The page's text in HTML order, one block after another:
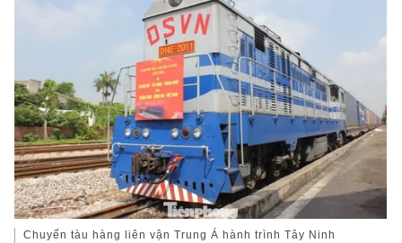
Chuyến tàu hàng liên vận Trung Á hành trình Tây Ninh